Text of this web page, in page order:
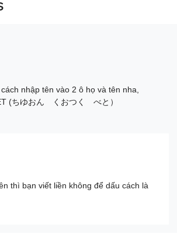
nhập tên vào 2 ô họ và tên nha,
(ちゆおん くおつく べと）
thì bạn viết liền không để dấu cách là